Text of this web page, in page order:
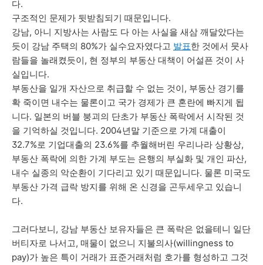
다.
구조적인 문제가 뒷받침되기 때문입니다.
강남, 아니 지방사는 사람도 다 아는 사실을 새삼 깨달았다는
듯이 강남 주택의 80%가 실수요자였다고 발표한 것에서 뭇사
람들을 놀래켰듯이, 현 정부의 부동산 대책이 어설픈 것이 사
실입니다.
부동산을 일개 자산으로 취급할 수 없는 것이, 부동산 경기를
확 죽이면 내수는 물론이고 국가 경제가 큰 혼란에 빠지게 됩
니다. 일본의 버블 붕괴의 단초가 부동산 폭락에서 시작된 것
을 기억하실 것입니다. 2004년말 기준으로 가계 대출이
32.7%로 기업대출의 23.6%를 추월해버린 우리나라 상황상,
부동산 폭락에 의한 가계 부도는 은행의 부실화 및 개인 파산,
내수 실종의 악순환이 기다리고 있기 때문입니다. 물론 미국도
부동산 가격 급락 방지를 위해 온 신경을 곤두세우고 있습니
다.
그러다보니, 강남 부동산 보유자들은 큰 폭락은 없을테니 일단
버티자로 나서고, 매물이 없으니 지불의사(willingness to
pay)가 높은 특이 거래가 표준거래처럼 호가를 형성하고 그것